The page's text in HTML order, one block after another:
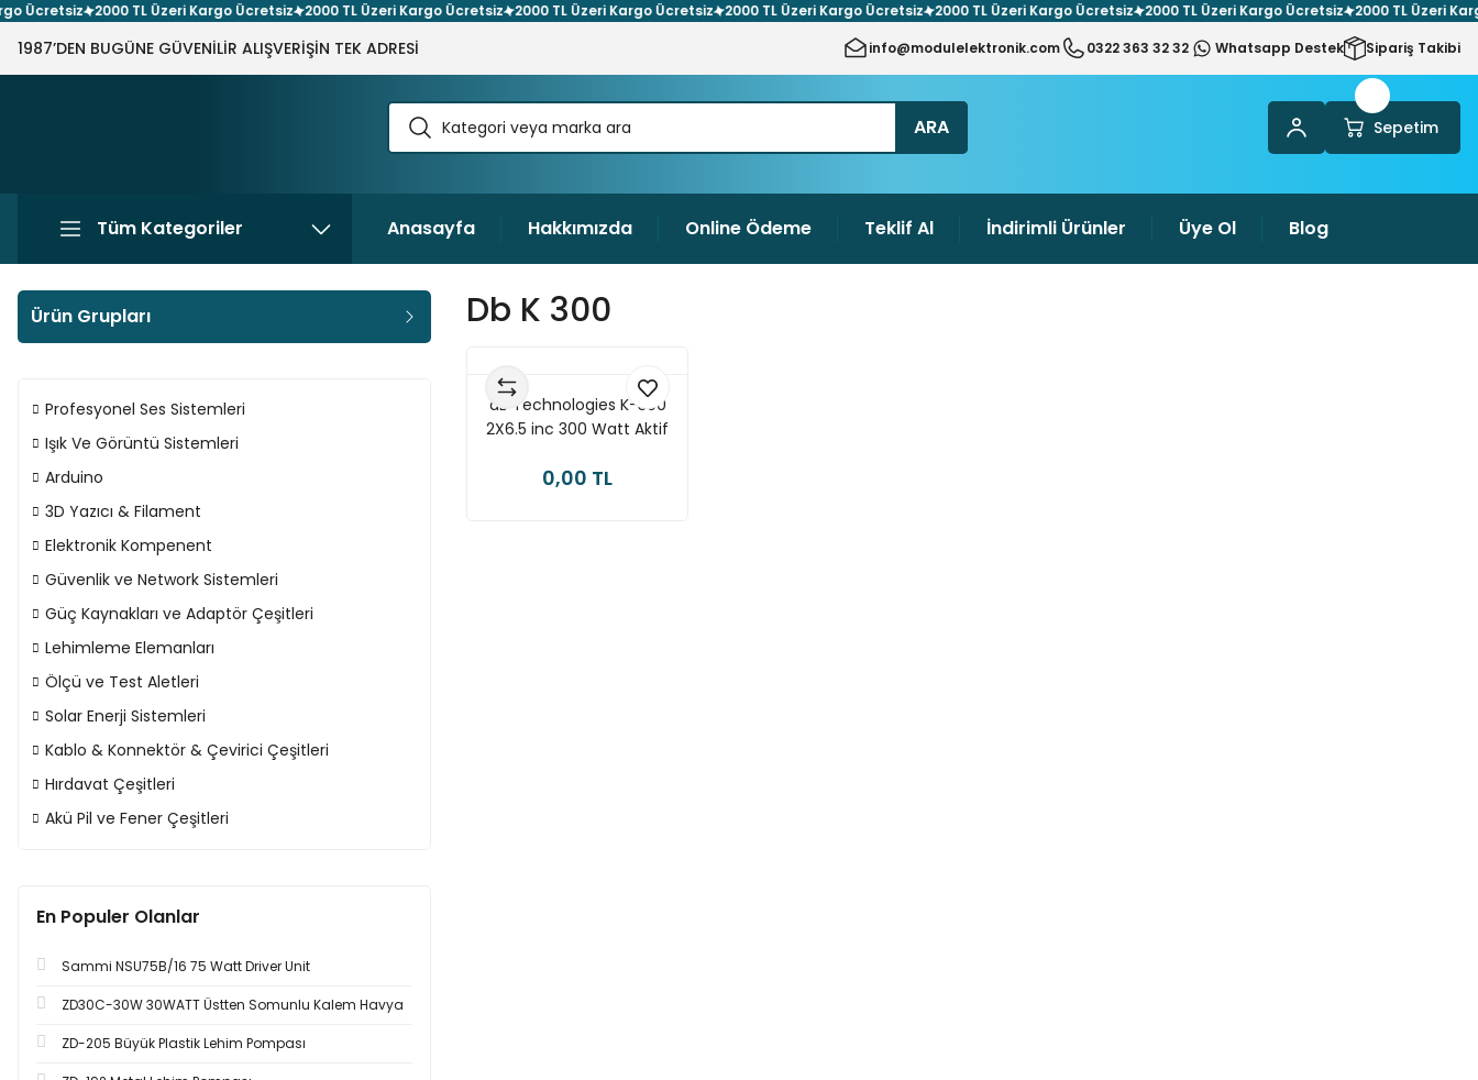
2000 TL Üzeri Kargo Ücretsiz 2000 TL Üzeri Kargo Ücretsiz 2000 TL Üzeri Kargo Ücretsiz 2000 TL Üzeri Kargo Ücretsiz 2000 TL Üzeri Kargo Ücretsiz 2000 TL Üzeri Kargo Ücretsiz 2000 TL Üzeri Kargo
1987’DEN BUGÜNE GÜVENİLİR ALIŞVERİŞİN TEK ADRESİ info@modulelektronik.com 0322 363 32 32 Whatsapp Destek Sipariş Takibi
ARA Sepetim
Tüm Kategoriler Anasayfa Hakkımızda Online Ödeme Teklif Al İndirimli Ürünler Üye Ol Blog
Ürün Grupları
Profesyonel Ses Sistemleri
Işık Ve Görüntü Sistemleri
Arduino
3D Yazıcı & Filament
Elektronik Kompenent
Güvenlik ve Network Sistemleri
Güç Kaynakları ve Adaptör Çeşitleri
Lehimleme Elemanları
Ölçü ve Test Aletleri
Solar Enerji Sistemleri
Kablo & Konnektör & Çevirici Çeşitleri
Hırdavat Çeşitleri
Akü Pil ve Fener Çeşitleri
En Populer Olanlar
Sammi NSU75B/16 75 Watt Driver Unit
ZD30C-30W 30WATT Üstten Somunlu Kalem Havya
ZD-205 Büyük Plastik Lehim Pompası
Db K 300
dB Technologies K-300
2X6.5 inc 300 Watt Aktif
0,00 TL